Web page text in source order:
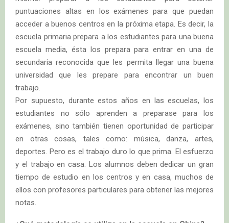
puntuaciones altas en los exámenes para que puedan
acceder a buenos centros en la próxima etapa. Es decir, la
escuela primaria prepara a los estudiantes para una buena
escuela media, ésta los prepara para entrar en una de
secundaria reconocida que les permita llegar una buena
universidad que les prepare para encontrar un buen
trabajo.
Por supuesto, durante estos años en las escuelas, los
estudiantes no sólo aprenden a preparase para los
exámenes, sino también tienen oportunidad de participar
en otras cosas, tales como: música, danza, artes,
deportes. Pero es el trabajo duro lo que prima. El esfuerzo
y el trabajo en casa. Los alumnos deben dedicar un gran
tiempo de estudio en los centros y en casa, muchos de
ellos con profesores particulares para obtener las mejores
notas.